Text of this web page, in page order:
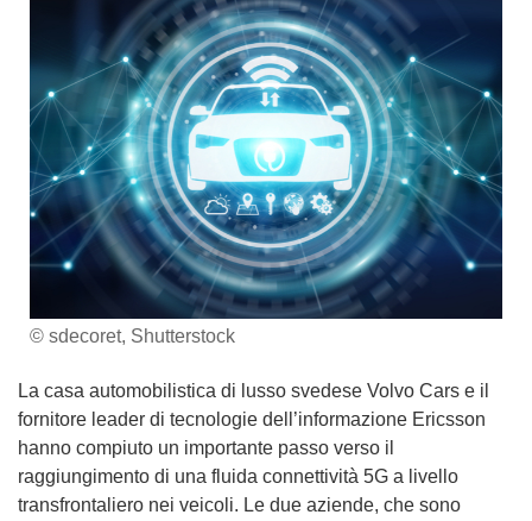
© sdecoret, Shutterstock
La casa automobilistica di lusso svedese Volvo Cars e il
fornitore leader di tecnologie dell’informazione Ericsson
hanno compiuto un importante passo verso il
raggiungimento di una fluida connettività 5G a livello
transfrontaliero nei veicoli. Le due aziende, che sono